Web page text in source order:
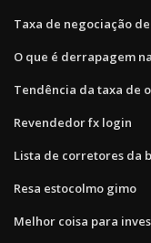
Taxa de negociação
O que é derrapagem
Tendência da taxa de
Revendedor fx login
Lista de corretores da
Resa estocolmo gimo
Melhor coisa para